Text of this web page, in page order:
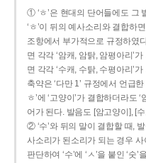
① ‘ㅎ’은 현대의 단어들에도 그
‘ㅎ’이 뒤의 예사소리와 결합하
조항에서 부가적으로 규정하였
면 각각 ‘암캐, 암탉, 암평아리’가
면 각각 ‘수캐, 수탉, 수평아리’
축약은 ‘다만 1’ 규정에서 언급
ㅎ’에 ‘고양이’가 결합하더라도
어가 된다. 발음도 [암고양이], [
② ‘수’와 뒤의 말이 결합할 때,
사소리가 된소리가 되는 경우
판단하여 ‘수’에 ‘ㅅ’을 붙인 ‘